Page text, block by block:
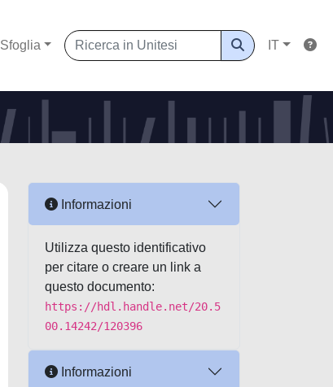
Sfoglia IT
Informazioni
Utilizza questo identificativo
per citare o creare un link a
questo documento:
https://hdl.handle.net/20.5
00.14242/120396
Informazioni